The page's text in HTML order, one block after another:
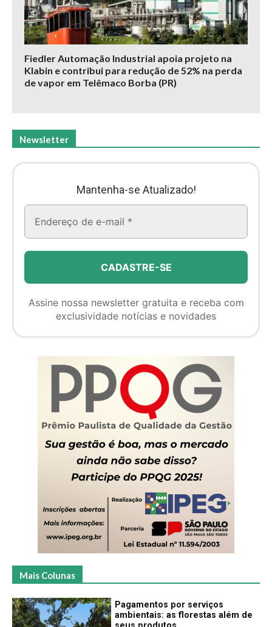
Fiedler Automação Industrial apoia projeto na
Klabin e contribui para redução de 52% na perda
de vapor em Telêmaco Borba (PR)
Newsletter
Mantenha-se Atualizado!
Assine nossa newsletter gratuita e receba com
exclusividade notícias e novidades
Mais Colunas